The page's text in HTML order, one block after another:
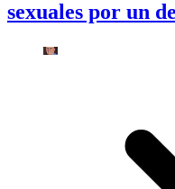
sexuales por un